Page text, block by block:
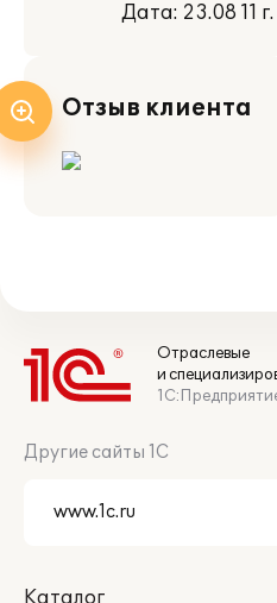
Дата: 23.08 11 г.
Отзыв клиента
Отраслевые
и
Другие сайты 1С
Каталог